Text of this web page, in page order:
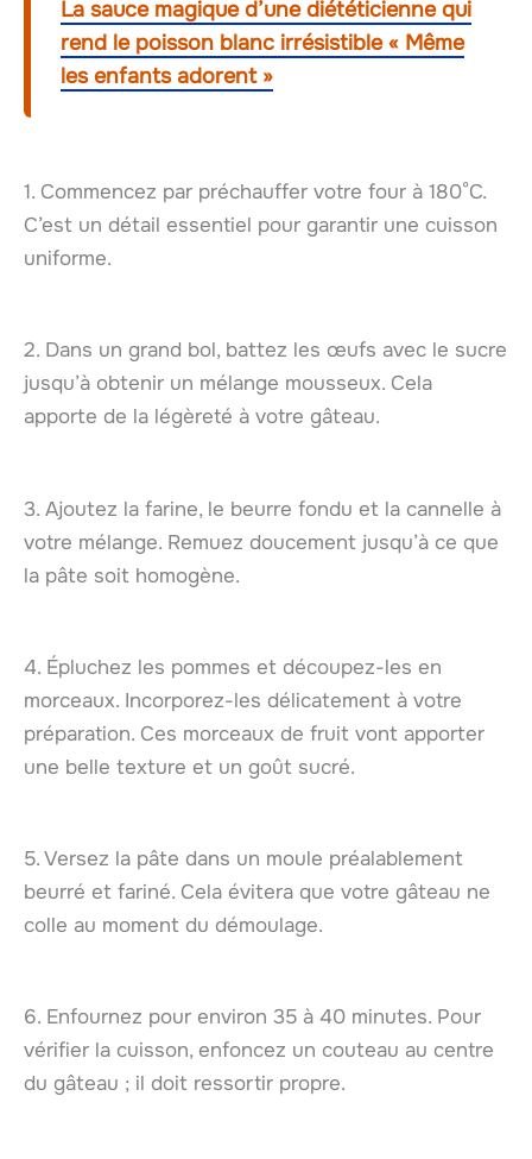
La sauce magique d’une diététicienne qui
rend le poisson blanc irrésistible « Même
les enfants adorent »
1. Commencez par préchauffer votre four à 180°C.
C’est un détail essentiel pour garantir une cuisson
uniforme.
2. Dans un grand bol, battez les œufs avec le sucre
jusqu’à obtenir un mélange mousseux. Cela
apporte de la légèreté à votre gâteau.
3. Ajoutez la farine, le beurre fondu et la cannelle à
votre mélange. Remuez doucement jusqu’à ce que
la pâte soit homogène.
4. Épluchez les pommes et découpez-les en
morceaux. Incorporez-les délicatement à votre
préparation. Ces morceaux de fruit vont apporter
une belle texture et un goût sucré.
5. Versez la pâte dans un moule préalablement
beurré et fariné. Cela évitera que votre gâteau ne
colle au moment du démoulage.
6. Enfournez pour environ 35 à 40 minutes. Pour
vérifier la cuisson, enfoncez un couteau au centre
du gâteau ; il doit ressortir propre.